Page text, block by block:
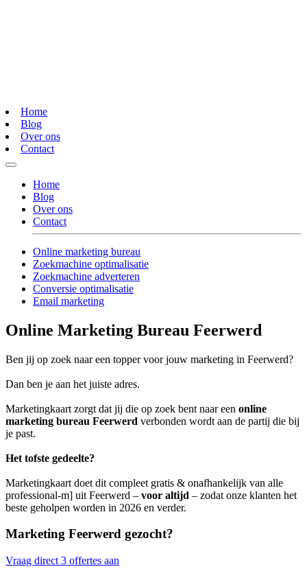
Home
Blog
Over ons
Contact
Home
Blog
Over ons
Contact
Online marketing bureau
Zoekmachine optimalisatie
Zoekmachine adverteren
Conversie optimalisatie
Email marketing
Online Marketing Bureau Feerwerd
Ben jij op zoek naar een topper voor jouw marketing in Feerwerd?
Dan ben je aan het juiste adres.
Marketingkaart zorgt dat jij die op zoek bent naar een online
marketing bureau Feerwerd verbonden wordt aan de partij die bij
je past.
Het tofste gedeelte?
Marketingkaart doet dit compleet gratis & onafhankelijk van alle
professional-m] uit Feerwerd – voor altijd – zodat onze klanten het
beste geholpen worden in 2026 en verder.
Marketing Feerwerd gezocht?
Vraag direct 3 offertes aan